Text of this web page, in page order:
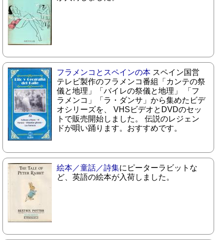
フラメンコとスペインの本 スペイン国営
テレビ製作のフラメンコ番組「カンテの祭
儀と地理」「バイレの祭儀と地理」 「フ
ラメンコ」「ラ・ダンサ」から集めたビデ
オシリーズを、 VHSビデオとDVDのセッ
トで販売開始しました。 伝説のレジェン
ドが唄い踊ります。おすすめです。
絵本／童話／詩集にピーターラビットな
ど、英語の絵本が入荷しました。